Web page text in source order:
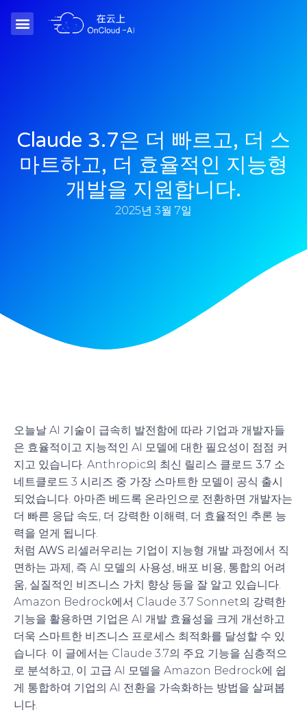
Claude 3.7은 더 빠르고, 더 스
마트하고, 더 효율적인 지능형
개발을 지원합니다.
2025년 3월 7일
오늘날 AI 기술이 급속히 발전함에 따라 기업과 개발자들
은 효율적이고 지능적인 AI 모델에 대한 필요성이 점점 커
지고 있습니다. Anthropic의 최신 릴리스 클로드 3.7 소
네트클로드 3 시리즈 중 가장 스마트한 모델이 공식 출시
되었습니다. 아마존 베드록 온라인으로 전환하면 개발자는
더 빠른 응답 속도, 더 강력한 이해력, 더 효율적인 추론 능
력을 얻게 됩니다.
처럼 AWS 리셀러우리는 기업이 지능형 개발 과정에서 직
면하는 과제, 즉 AI 모델의 사용성, 배포 비용, 통합의 어려
움, 실질적인 비즈니스 가치 향상 등을 잘 알고 있습니다.
Amazon Bedrock에서 Claude 3.7 Sonnet의 강력한
기능을 활용하면 기업은 AI 개발 효율성을 크게 개선하고
더욱 스마트한 비즈니스 프로세스 최적화를 달성할 수 있
습니다. 이 글에서는 Claude 3.7의 주요 기능을 심층적으
로 분석하고, 이 고급 AI 모델을 Amazon Bedrock에 쉽
게 통합하여 기업의 AI 전환을 가속화하는 방법을 살펴봅
니다.